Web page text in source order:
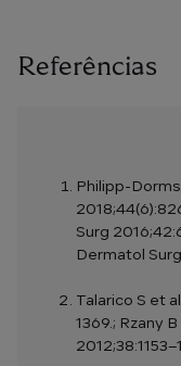
Referências
Philipp-
Surg
Dermatol
Talarico S et
1369.; Rzany